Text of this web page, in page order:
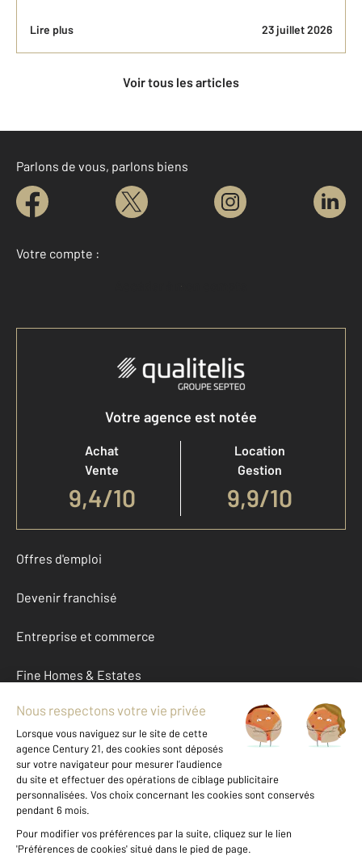
Lire plus 23 juillet 2026
Voir tous les articles
Parlons de vous, parlons biens
Votre compte :
Accéder à mon compte
Votre agence est notée
Achat
Vente
9,4/10
Location
Gestion
9,9/10
Offres d'emploi
Devenir franchisé
Entreprise et commerce
Fine Homes & Estates
À propos
International
Nous contacter